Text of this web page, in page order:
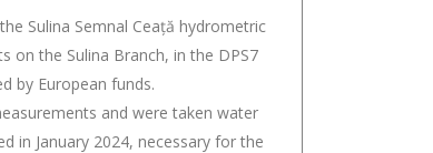
Sulina Semnal Ceață hydrometric
on the Sulina Branch, in the DPS7
by European funds.
and were taken water
in January 2024, necessary for the